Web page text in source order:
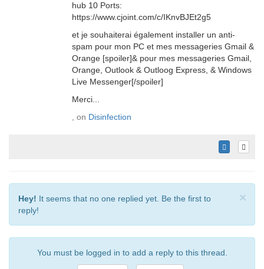
hub 10 Ports:
https://www.cjoint.com/c/IKnvBJEt2g5
et je souhaiterai également installer un anti-
spam pour mon PC et mes messageries Gmail &
Orange [spoiler]& pour mes messageries Gmail,
Orange, Outlook & Outloog Express, & Windows
Live Messenger[/spoiler]
Merci...
, on Disinfection
×
Hey! It seems that no one replied yet. Be the first to
reply!
You must be logged in to add a reply to this thread.